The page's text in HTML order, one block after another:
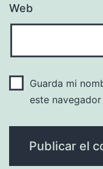
Web
Guarda mi
este